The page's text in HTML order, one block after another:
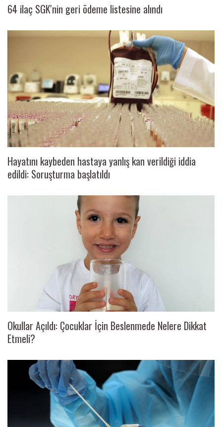
64 ilaç SGK'nin geri ödeme listesine alındı
Hayatını kaybeden hastaya yanlış kan verildiği iddia
edildi: Soruşturma başlatıldı
Okullar Açıldı: Çocuklar İçin Beslenmede Nelere Dikkat
Etmeli?